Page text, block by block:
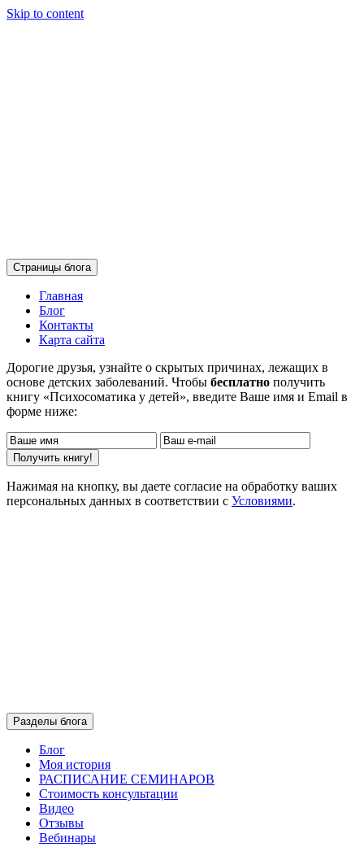
Skip to content
Страницы блога
Главная
Блог
Контакты
Карта сайта
Дорогие друзья, узнайте о скрытых причинах, лежащих в
основе детских заболеваний. Чтобы бесплатно получить
книгу «Психосоматика у детей», введите Ваше имя и Email в
форме ниже:
Нажимая на кнопку, вы даете согласие на обработку ваших
персональных данных в соответствии с Условиями.
Разделы блога
Блог
Моя история
РАСПИСАНИЕ СЕМИНАРОВ
Стоимость консультации
Видео
Отзывы
Вебинары